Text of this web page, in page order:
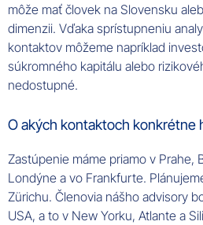
môže mať človek na Slovensku
dimenzii. Vďaka sprístupneniu
kontaktov môžeme napríklad
súkromného kapitálu alebo
nedostupné.
O akých kontaktoch konkrétne
Zastúpenie máme priamo v Prahe,
Londýne a vo Frankfurte.
Zürichu. Členovia nášho advisory
USA, a to v New Yorku, Atlante a